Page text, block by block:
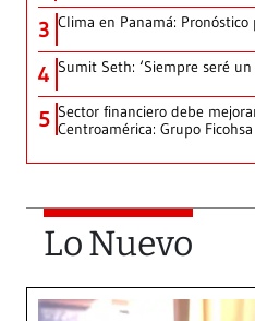
3 Clima en Panamá:
4 Sumit Seth: ‘Siempre seré
5 Sector financiero debe
Centroamérica: Grupo Ficohsa
Lo Nuevo